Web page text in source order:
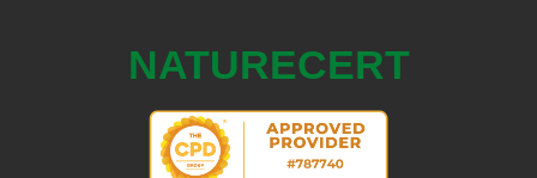
NATURECERT